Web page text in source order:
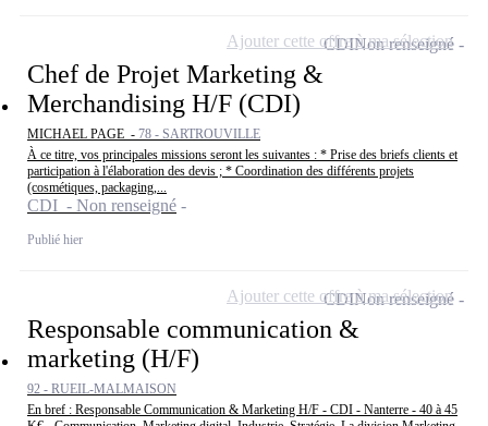
Chef de Projet Marketing &
Merchandising H/F (CDI)
MICHAEL PAGE - 78 - SARTROUVILLE
À ce titre, vos principales missions seront les suivantes : * Prise des briefs clients et
participation à l'élaboration des devis ; * Coordination des différents projets
(cosmétiques, packaging,...
CDI - Non renseigné
Publié hier
CDINon renseigné
Ajouter cette offre à ma sélection
Responsable communication &
marketing (H/F)
92 - RUEIL-MALMAISON
En bref : Responsable Communication & Marketing H/F - CDI - Nanterre - 40 à 45
CDINon renseigné
Ajouter cette offre à ma sélection